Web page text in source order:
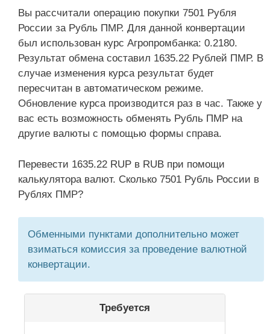
Вы рассчитали операцию покупки 7501 Рубля
России за Рубль ПМР. Для данной конвертации
был использован курс Агропромбанка: 0.2180.
Результат обмена составил 1635.22 Рублей ПМР. В
случае изменения курса результат будет
пересчитан в автоматическом режиме.
Обновление курса производится раз в час. Также у
вас есть возможность обменять Рубль ПМР на
другие валюты с помощью формы справа.
Перевести 1635.22 RUP в RUB при помощи
калькулятора валют. Сколько 7501 Рубль России в
Рублях ПМР?
Обменными пунктами дополнительно может
взиматься комиссия за проведение валютной
конвертации.
Требуется